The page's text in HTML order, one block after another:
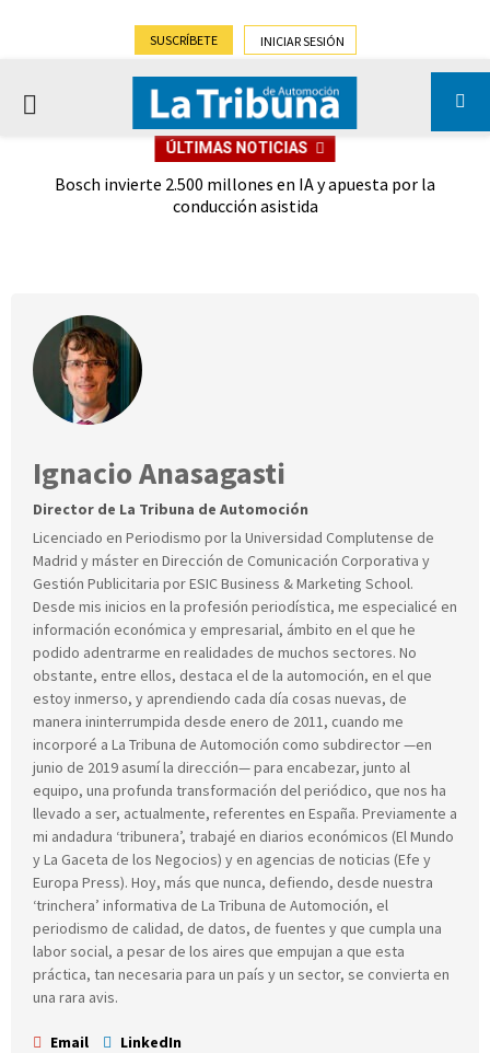
SUSCRÍBETE INICIAR SESIÓN
PRIMARY
ÚLTIMAS NOTICIAS
Bosch invierte 2.500 millones en IA y apuesta por la
conducción asistida
Ignacio Anasagasti
Director de La Tribuna de Automoción
Licenciado en Periodismo por la Universidad Complutense de
Madrid y máster en Dirección de Comunicación Corporativa y
Gestión Publicitaria por ESIC Business & Marketing School.
Desde mis inicios en la profesión periodística, me especialicé en
información económica y empresarial, ámbito en el que he
podido adentrarme en realidades de muchos sectores. No
obstante, entre ellos, destaca el de la automoción, en el que
estoy inmerso, y aprendiendo cada día cosas nuevas, de
manera ininterrumpida desde enero de 2011, cuando me
incorporé a La Tribuna de Automoción como subdirector —en
junio de 2019 asumí la dirección— para encabezar, junto al
equipo, una profunda transformación del periódico, que nos ha
llevado a ser, actualmente, referentes en España. Previamente a
mi andadura ‘tribunera’, trabajé en diarios económicos (El Mundo
y La Gaceta de los Negocios) y en agencias de noticias (Efe y
Europa Press). Hoy, más que nunca, defiendo, desde nuestra
‘trinchera’ informativa de La Tribuna de Automoción, el
periodismo de calidad, de datos, de fuentes y que cumpla una
labor social, a pesar de los aires que empujan a que esta
práctica, tan necesaria para un país y un sector, se convierta en
una rara avis.
Email LinkedIn